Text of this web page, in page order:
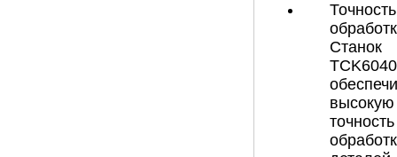
Точность
Станок
высокую
точность